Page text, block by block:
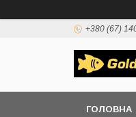
+380 (67)
ГОЛОВНА